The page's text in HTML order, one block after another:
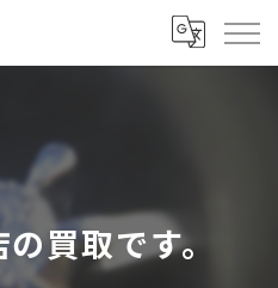
買取です。